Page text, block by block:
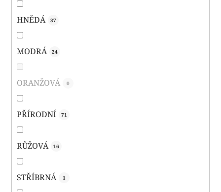
HNĚDÁ 37
MODRÁ 24
ORANŽOVÁ 0
PŘÍRODNÍ 71
RŮŽOVÁ 16
STŘÍBRNÁ 1